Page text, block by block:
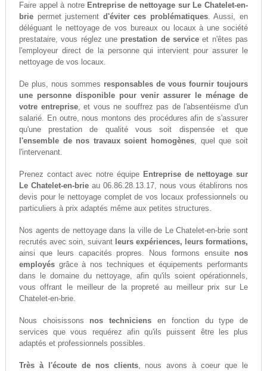
Faire appel à notre Entreprise de nettoyage sur Le Chatelet-en-
briepermet justement d'éviter ces problématiques. Aussi, en
déléguant le nettoyage de vos bureaux ou locaux à une société
prestataire, vous réglez une prestation de service et n'êtes pas
l'employeur direct de la personne qui intervient pour assurer le
nettoyage de vos locaux.
De plus, nous sommes responsables de vous fournir toujours
une personne disponible pour venir assurer le ménage de
votre entreprise, et vous ne souffrez pas de l'absentéisme d'un
salarié. En outre, nous montons des procédures afin de s'assurer
qu'une prestation de qualité vous soit dispensée et que
l'ensemble de nos travaux soient homogènes, quel que soit
l'intervenant.
Prenez contact avec notre équipe Entreprise de nettoyage sur
Le Chatelet-en-brieau 06.86.28.13.17, nous vous établirons nos
devis pour le nettoyage complet de vos locaux professionnels ou
particuliers à prix adaptés même aux petites structures.
Nos agents de nettoyage dans la ville de Le Chatelet-en-brie sont
recrutés avec soin, suivant leurs expériences, leurs formations,
ainsi que leurs capacités propres. Nous formons ensuite nos
employésgrâce à nos techniques et équipements performants
dans le domaine du nettoyage, afin qu'ils soient opérationnels,
vous offrant le meilleur de la propreté au meilleur prix sur Le
Chatelet-en-brie.
Nous choisissons nos techniciens en fonction du type de
services que vous requérez afin qu'ils puissent être les plus
adaptés et professionnels possibles.
Très à l'écoute de nos clients, nous avons à coeur que le